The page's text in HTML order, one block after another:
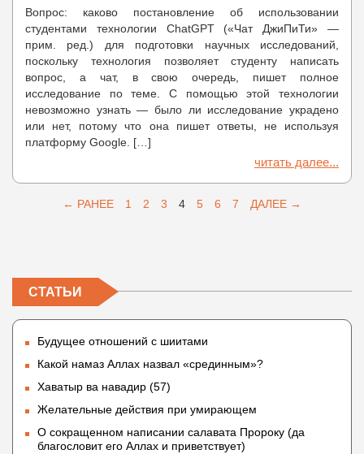
Вопрос: каково постановление об использовании
студентами технологии ChatGPT («Чат ДжиПиТи» —
прим. ред.) для подготовки научных исследований,
поскольку технология позволяет студенту написать
вопрос, а чат, в свою очередь, пишет полное
исследование по теме. С помощью этой технологии
невозможно узнать — было ли исследование украдено
или нет, потому что она пишет ответы, не используя
платформу Google. […]
читать далее...
← РАНЕЕ 1 2 3 4 5 6 7 ДАЛЕЕ →
СТАТЬИ
Будущее отношений с шиитами
Какой намаз Аллах назвал «срединным»?
Хаватыр ва навадир (57)
Желательные действия при умирающем
О сокращенном написании салавата Пророку (да
благословит его Аллах и приветствует)